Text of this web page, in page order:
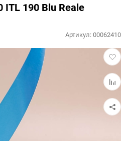
ITL 190 Blu Reale
в
к
Артикул:00062410